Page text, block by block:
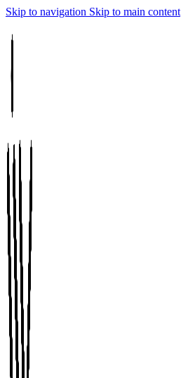
Skip to navigation Skip to main content